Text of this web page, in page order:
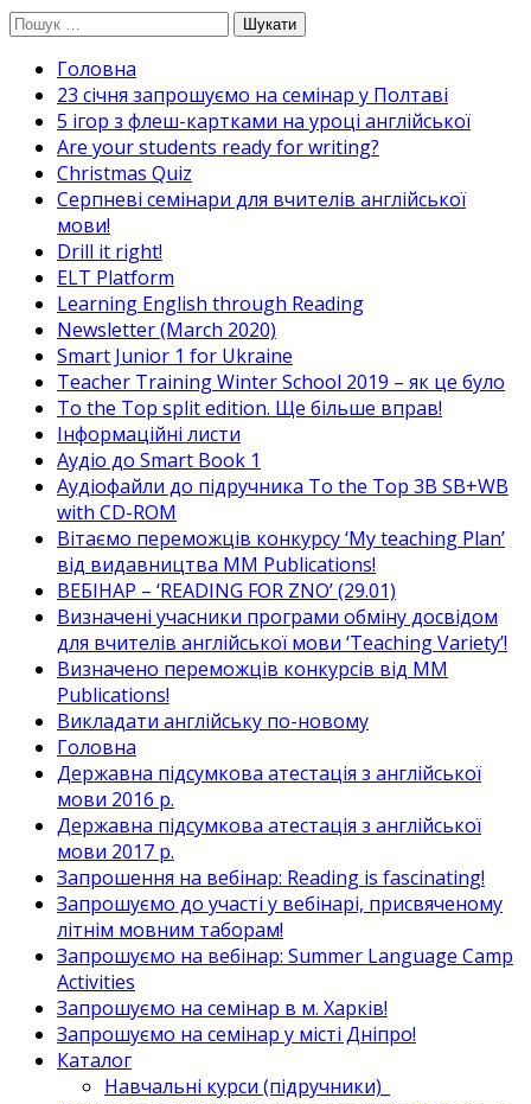
Перейти
вмісту
Пошук:
Головна
23 січня запрошуємо на семінар у Полтаві
5 ігор з флеш-картками на уроці англійської
Are your students ready for writing?
Christmas Quiz
Cерпневі семінари для вчителів англійської
мови!
Drill it right!
ELT Platform
Learning English through Reading
Newsletter (March 2020)
Smart Junior 1 for Ukraine
Teacher Training Winter School 2019 – як це було
To the Top split edition. Ще більше вправ!
Інформаційні листи
Аудіо до Smart Book 1
Аудіофайли до підручника To the Top 3B SB+WB
with CD-ROM
Вітаємо переможців конкурсу ‘My teaching Plan’
від видавництва MM Publications!
ВЕБІНАР – ‘READING FOR ZNO’ (29.01)
Визначені учасники програми обміну досвідом
для вчителів англійської мови ‘Teaching Variety’!
Визначено переможців конкурсів від MM
Publications!
Викладати англійську по-новому
Головна
Державна підсумкова атестація з англійської
мови 2016 р.
Державна підсумкова атестація з англійської
мови 2017 р.
Запрошення на вебінар: Reading is fascinating!
Запрошуємо до участі у вебінарі, присвяченому
літнім мовним таборам!
Запрошуємо на вебінар: Summer Language Camp
Activities
Запрошуємо на семінар в м. Харків!
Запрошуємо на семінар у місті Дніпро!
Каталог
Навчальні курси (підручники)_